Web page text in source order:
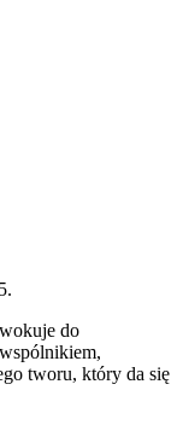
do
tworu, który da się